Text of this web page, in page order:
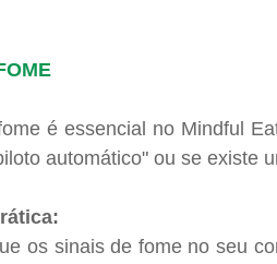
é essencial no Mindful
automático" ou se existe
os sinais de fome no seu